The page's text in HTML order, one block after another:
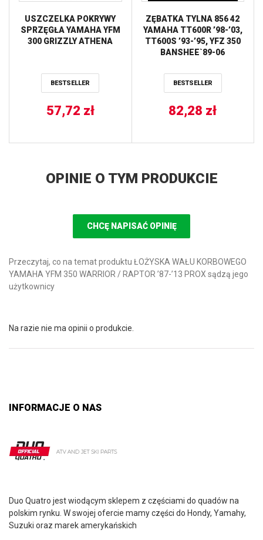
USZCZELKA POKRYWY
SPRZĘGŁA YAMAHA YFM
300 GRIZZLY ATHENA
BESTSELLER
57,72 zł
ZĘBATKA TYLNA 856 42
YAMAHA TT600R ’98-’03,
TT600S ’93-’95, YFZ 350
BANSHEE`89-06
BESTSELLER
82,28 zł
OPINIE O TYM PRODUKCIE
CHCĘ NAPISAĆ OPINIĘ
Przeczytaj, co na temat produktu ŁOŻYSKA WAŁU KORBOWEGO
YAMAHA YFM 350 WARRIOR / RAPTOR ’87-’13 PROX sądzą jego
użytkownicy
Na razie nie ma opinii o produkcie.
INFORMACJE O NAS
Duo Quatro jest wiodącym sklepem z częściami do quadów na
polskim rynku. W swojej ofercie mamy części do Hondy, Yamahy,
Suzuki oraz marek amerykańskich